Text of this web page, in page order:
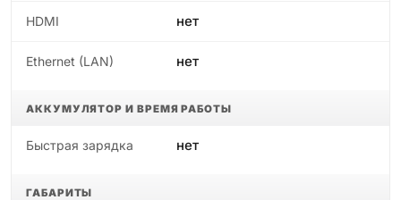
HDMI нет
Ethernet (LAN) нет
АККУМУЛЯТОР И ВРЕМЯ РАБОТЫ
Быстрая зарядка нет
ГАБАРИТЫ